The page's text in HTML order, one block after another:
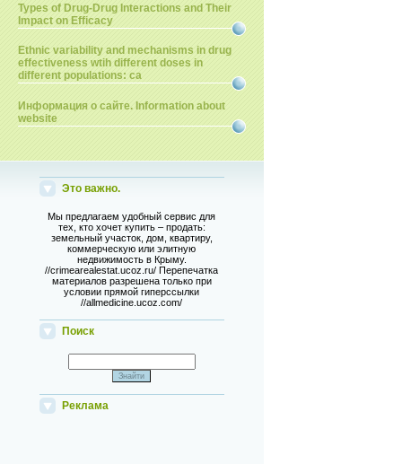
Types of Drug-Drug Interactions and Their
Impact on Efficacy
Ethnic variability and mechanisms in drug
effectiveness wtih different doses in
different populations: ca
Информация о сайте. Information about
website
Это важно.
Мы предлагаем удобный сервис для
тех, кто хочет купить – продать:
земельный участок, дом, квартиру,
коммерческую или элитную
недвижимость в Крыму.
//crimearealestat.ucoz.ru/ Перепечатка
материалов разрешена только при
условии прямой гиперссылки
//allmedicine.ucoz.com/
Поиск
Реклама